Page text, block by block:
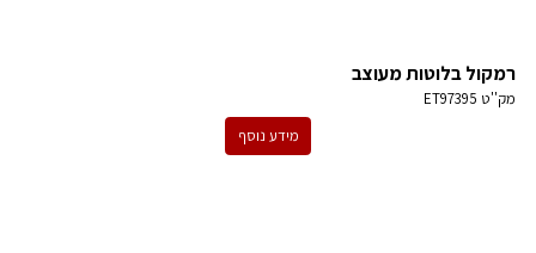
רמקול בלוטות מעוצב
מק''ט ET97395
מידע נוסף